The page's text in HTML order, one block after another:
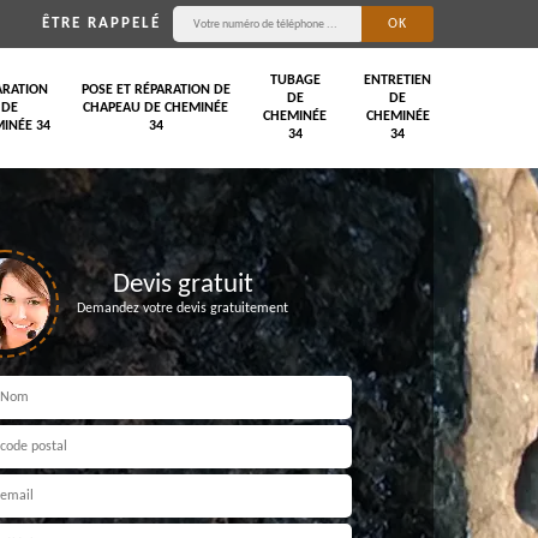
ÊTRE RAPPELÉ
DE
34
POSE ET RÉPARATION DE
CHAPEAU DE CHEMINÉE
34
TUBAGE
DE
CHEMINÉE
34
ENTRETIEN
DE
CHEMINÉE
34
Devis gratuit
Demandez votre devis gratuitement